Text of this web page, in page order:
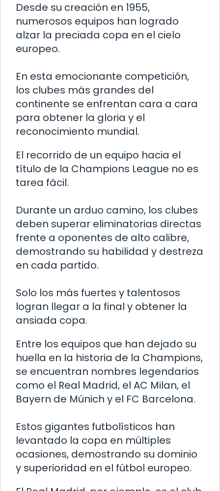
Desde su creación en 1955,
numerosos equipos han logrado
alzar la preciada copa en el cielo
europeo.
En esta emocionante competición,
los clubes más grandes del
continente se enfrentan cara a cara
para obtener la gloria y el
reconocimiento mundial.
El recorrido de un equipo hacia el
título de la Champions League no es
tarea fácil.
Durante un arduo camino, los clubes
deben superar eliminatorias directas
frente a oponentes de alto calibre,
demostrando su habilidad y destreza
en cada partido.
Solo los más fuertes y talentosos
logran llegar a la final y obtener la
ansiada copa.
Entre los equipos que han dejado su
huella en la historia de la Champions,
se encuentran nombres legendarios
como el Real Madrid, el AC Milan, el
Bayern de Múnich y el FC Barcelona.
Estos gigantes futbolísticos han
levantado la copa en múltiples
ocasiones, demostrando su dominio
y superioridad en el fútbol europeo.